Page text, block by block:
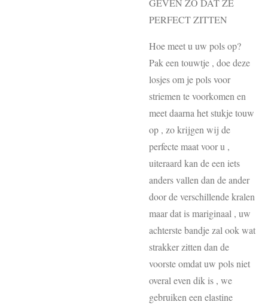
GEVEN ZO DAT ZE
PERFECT ZITTEN
Hoe meet u uw pols op?
Pak een touwtje , doe deze
losjes om je pols voor
striemen te voorkomen en
meet daarna het stukje touw
op , zo krijgen wij de
perfecte maat voor u ,
uiteraard kan de een iets
anders vallen dan de ander
door de verschillende kralen
maar dat is mariginaal , uw
achterste bandje zal ook wat
strakker zitten dan de
voorste omdat uw pols niet
overal even dik is , we
gebruiken een elastine